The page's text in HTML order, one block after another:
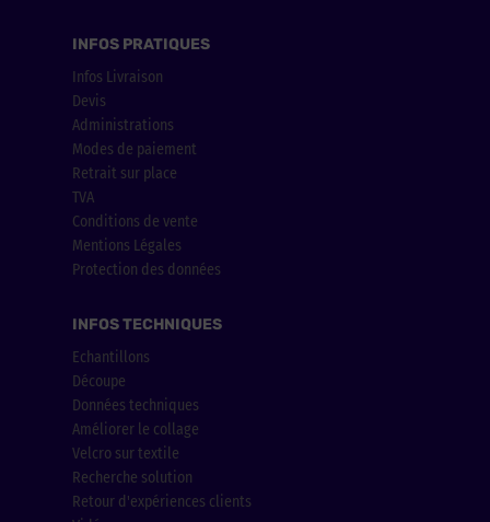
INFOS PRATIQUES
Infos Livraison
Devis
Administrations
Modes de paiement
Retrait sur place
TVA
Conditions de vente
Mentions Légales
Protection des données
INFOS TECHNIQUES
Echantillons
Découpe
Données techniques
Améliorer le collage
Velcro sur textile
Recherche solution
Retour d'expériences clients